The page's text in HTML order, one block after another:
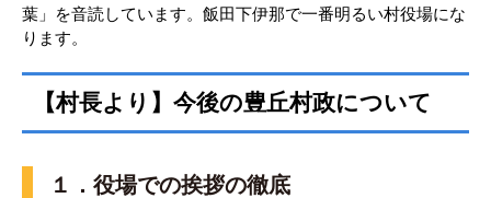
葉」を音読しています。飯田下伊那で一番明るい村役場にな
ります。
【村長より】今後の豊丘村政について
１．役場での挨拶の徹底